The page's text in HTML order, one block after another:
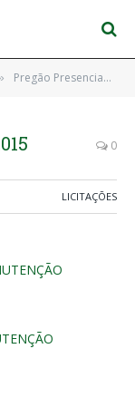
Pregão Presencial nº 007/2015
0
LICITAÇÕES